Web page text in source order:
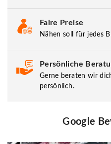
Faire Preise
Nähen soll für jedes
Persönliche
Gerne beraten wir
persönlich.
Google